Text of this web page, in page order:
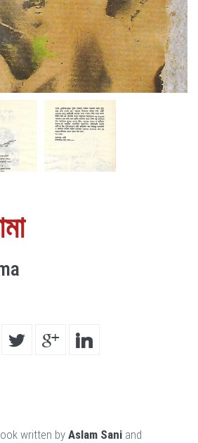
written by Aslam Sani and